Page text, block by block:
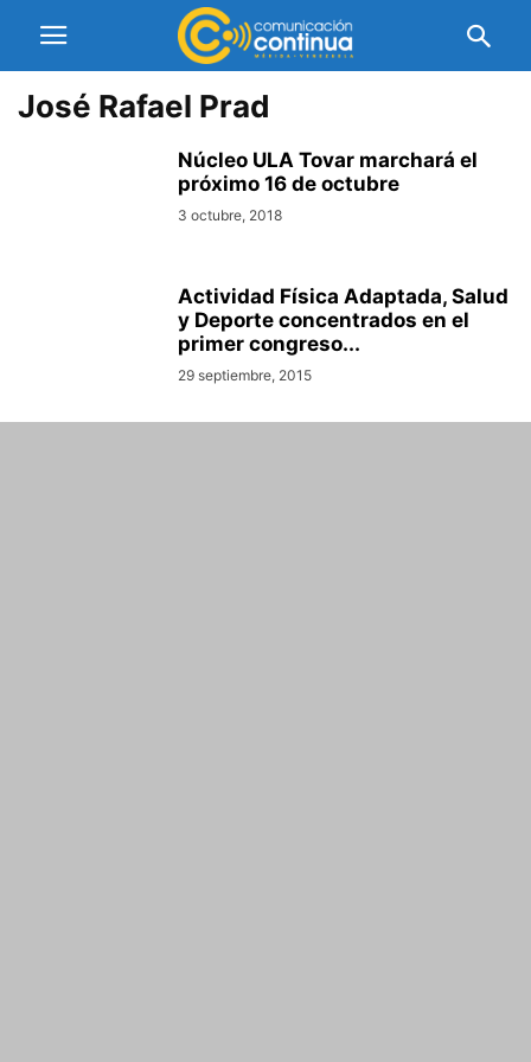
José Rafael Prad
Núcleo ULA Tovar marchará el
próximo 16 de octubre
3 octubre, 2018
Actividad Física Adaptada, Salud
y Deporte concentrados en el
primer congreso...
29 septiembre, 2015